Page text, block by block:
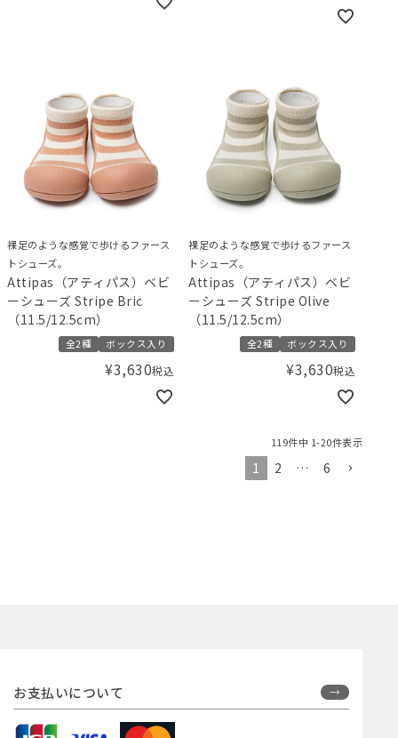
裸足のような感覚で歩けるファース
トシューズ。
Attipas（アティパス）ベビ
ーシューズ Stripe Bric
（11.5/12.5cm）
全2種 ボックス入り
¥3,630税込
裸足のような感覚で歩けるファース
トシューズ。
Attipas（アティパス）ベビ
ーシューズ Stripe Olive
（11.5/12.5cm）
全2種 ボックス入り
¥3,630税込
119件中 1-20件表示
1 2 … 6
お支払いについて